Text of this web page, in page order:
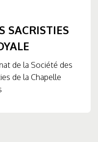
SACRISTIES
de la Société des
de la Chapelle